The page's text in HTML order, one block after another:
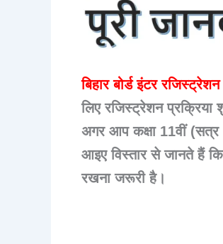
बिहार बोर्ड इंटर
लिएरजिस्ट्रेशन प्रक्रिया
अगर आप कक्षा 11वीं
आइए विस्तार से जानते हैं
रखना जरूरी है।